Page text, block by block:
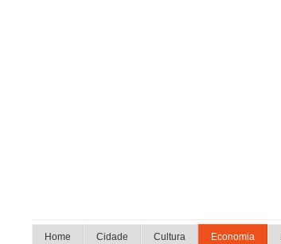
Home Cidade Cultura Economia